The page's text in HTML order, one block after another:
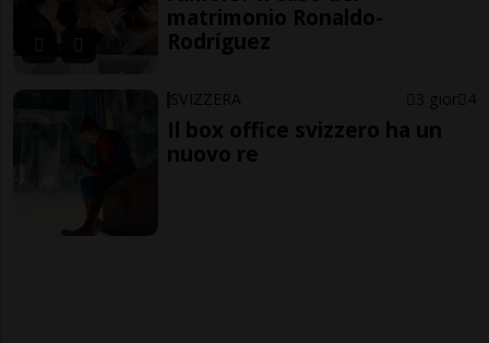
matrimonio Ronaldo-
Rodríguez
SVIZZERA 3 gior 4
Il box office svizzero ha un
nuovo re